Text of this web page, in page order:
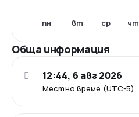
пн вт ср чт
Обща информация
Местно време (UTC-5)
12:44, 6 авг 2026